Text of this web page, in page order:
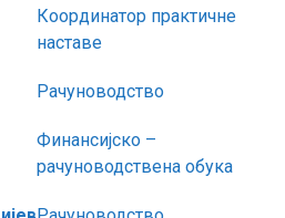
Координатор практичне
наставе
Рачуноводство
Финансијско –
рачуноводствена обука